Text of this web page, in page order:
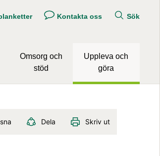
Kontakta oss Sök
Omsorg och
stöd
Uppleva och
göra
Dela Skriv ut